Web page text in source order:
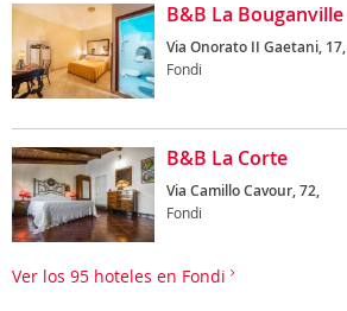
B&B La Bouganville
Via Onorato II Gaetani, 17,
Fondi
B&B La Corte
Via Camillo Cavour, 72,
Fondi
Ver los 95 hoteles en Fondi